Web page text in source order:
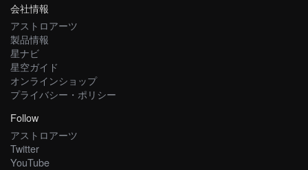
会社情報
アストロアーツ
製品情報
星ナビ
星空ガイド
オンラインショップ
プライバシー・ポリシー
Follow
アストロアーツ
Twitter
YouTube